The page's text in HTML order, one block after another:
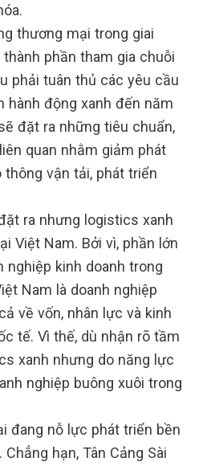
thương mại trong giai
phần tham gia chuỗi
phải tuân thủ các yêu cầu
hành động xanh đến năm
đặt ra những tiêu chuẩn,
quan nhằm giảm phát
vận tải, phát triển
ra nhưng logistics xanh
Việt Nam. Bởi vì, phần lớn
nghiệp kinh doanh trong
Nam là doanh nghiệp
về vốn, nhân lực và kinh
tế. Vì thế, dù nhận rõ tầm
xanh nhưng do năng lực
nghiệp buông xuôi trong
đang nỗ lực phát triển bền
hạn, Tân Cảng Sài